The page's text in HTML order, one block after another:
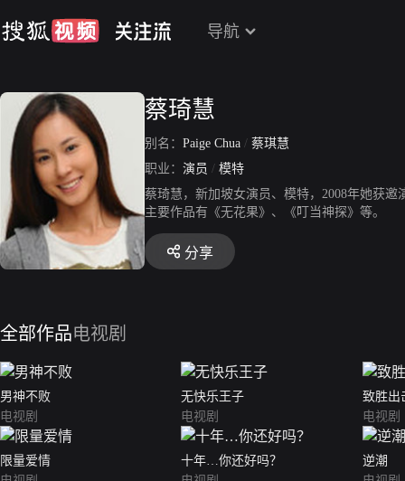
导航
蔡琦慧
别名： Paige Chua / 蔡琪慧
职业： 演员 / 模特
蔡琦慧，新加坡女演员、模特，2008年她获
主要作品有《无花果》、《叮当神探》等。
分享
全部作品电视剧
男神不败
电视剧
无快乐王子
电视剧
致胜出
电视剧
限量爱情
十年…你还好吗？
逆潮